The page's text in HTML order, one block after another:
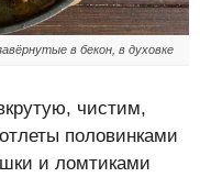
в бекон, в духовке
чистим,
половинками
и ломтиками